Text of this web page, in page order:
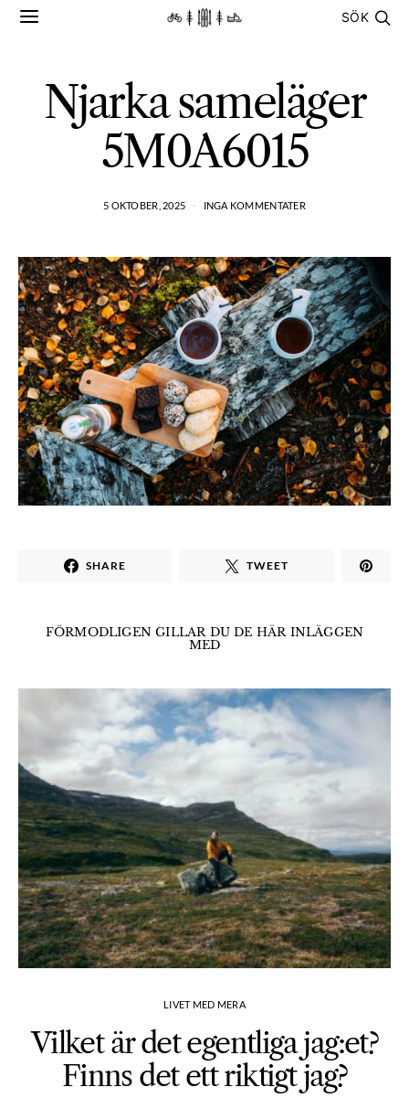
SÖK
Njarka sameläger
5M0A6015
5 OKTOBER, 2025 INGA KOMMENTATER
SHARE TWEET
FÖRMODLIGEN GILLAR DU DE HÄR INLÄGGEN
MED
LIVET MED MERA
Vilket är det egentliga jag:et?
Finns det ett riktigt jag?